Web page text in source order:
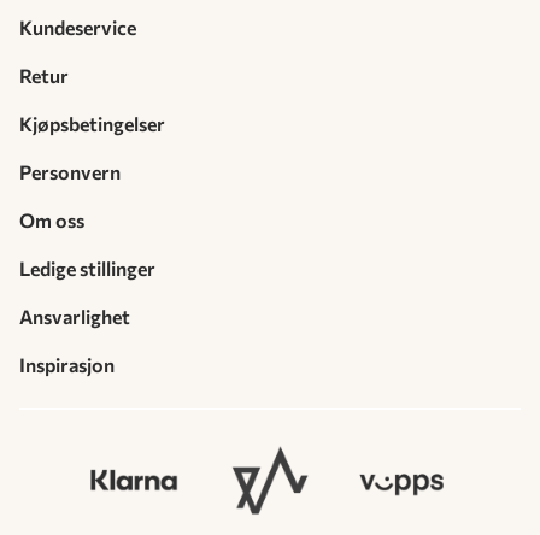
Kundeservice
Retur
Kjøpsbetingelser
Personvern
Om oss
Ledige stillinger
Ansvarlighet
Inspirasjon